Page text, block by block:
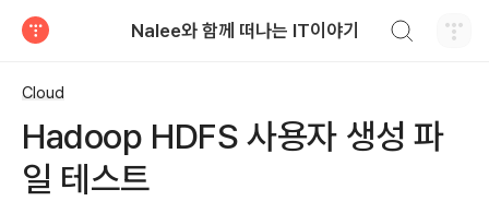
Nalee와 함께 떠나는 IT이야기
Cloud
Hadoop HDFS 사용자 생성 파
일 테스트